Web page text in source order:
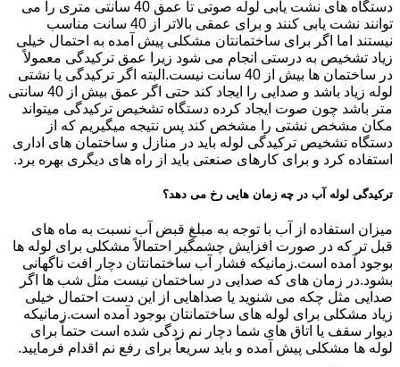
دستگاه های نشت یابی لوله صوتی تا عمق 40 سانتی متری را می
توانند نشت یابی کنند و برای عمقی بالاتر از 40 سانت مناسب
نیستند اما اگر برای ساختمانتان مشکلی پیش آمده به احتمال خیلی
زیاد تشخیص به درستی انجام می شود زیرا عمق ترکیدگی معمولاً
در ساختمان ها بیش از 40 سانت نیست.البته اگر ترکیدگی یا نشتی
لوله زیاد باشد و صدایی را ایجاد کند حتی اگر عمق بیش از 40 سانتی
متر باشد چون صوت ایجاد کرده دستگاه تشخیص ترکیدگی میتواند
مکان مشخص نشتی را مشخص کند پس نتیجه میگیریم که از
دستگاه تشخیص ترکیدگی لوله باید در منازل و ساختمان های اداری
استفاده کرد و برای کارهای صنعتی باید از راه های دیگری بهره برد.
ترکیدگی لوله آب در چه زمان هایی رخ می دهد؟
میزان استفاده از آب با توجه به مبلغ قبض آب نسبت به ماه های
قبل تر که در صورت افزایش چشمگیر احتمالاً مشکلی برای لوله ها
بوجود آمده است.زمانیکه فشار آب ساختمانتان دچار افت ناگهانی
بشود.در زمان های که صدایی در ساختمان نیست مثل شب ها اگر
صدایی مثل چکه می شنوید یا صداهایی از این دست احتمال خیلی
زیاد مشکلی برای لوله های ساختمانتان بوجود آمده است.زمانیکه
دیوار سقف یا اتاق های شما دچار نم زدگی شده است حتماً برای
لوله ها مشکلی پیش آمده و باید سریعاً برای رفع نم اقدام فرمایید.